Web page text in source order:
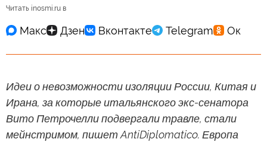
Читать inosmi.ru в
Идеи о невозможности изоляции России, Китая и
Ирана, за которые итальянского экс-сенатора
Вито Петрочелли подвергали травле, стали
мейнстримом, пишет AntiDiplomatico. Европа